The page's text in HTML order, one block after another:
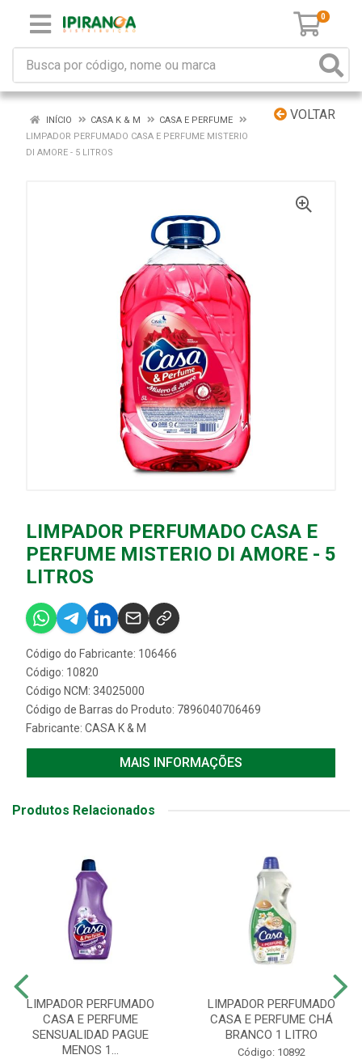
0
VOLTAR
INÍCIO CASA K & M
CASA E PERFUME
LIMPADOR PERFUMADO CASA E PERFUME MISTERIO
DI AMORE - 5 LITROS
LIMPADOR PERFUMADO CASA E
PERFUME MISTERIO DI AMORE - 5
LITROS
Código do Fabricante: 106466
Código: 10820
Código NCM: 34025000
Código de Barras do Produto: 7896040706469
Fabricante: CASA K & M
MAIS INFORMAÇÕES
Produtos Relacionados
LIMPADOR PERFUMADO
CASA E PERFUME
SENSUALIDAD PAGUE
MENOS 1...
LIMPADOR PERFUMADO
CASA E PERFUME CHÁ
BRANCO 1 LITRO
Código: 10892